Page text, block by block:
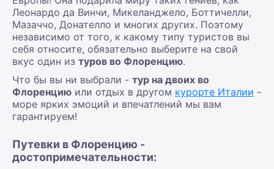
Леонардо да Винчи, Микеланджело, Боттичелли,
Мазаччо, Донателло и многих других. Поэтому
независимо от того, к какому типу туристов вы
себя относите, обязательно выберите на свой
вкус один из туров во Флоренцию.
Что бы вы ни выбрали - тур на двоих во
Флоренцию или отдых в другом курорте Италии -
море ярких эмоций и впечатлений мы вам
гарантируем!
Путевки в Флоренцию -
достопримечательности: